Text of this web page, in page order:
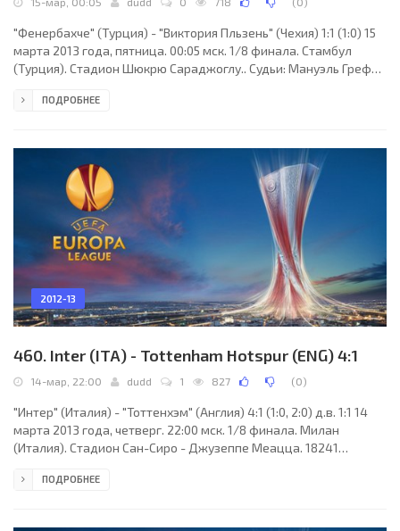
"Фенербахче" (Турция) - "Виктория Пльзень" (Чехия) 1:1 (1:0) 15
марта 2013 года, пятница. 00:05 мск. 1/8 финала. Стамбул
(Турция). Стадион Шюкрю Сараджоглу.. Судьи: Мануэль Грефе
Германия). Резервный: Майк Пикель (Германия). "Фенербахче":
(Эгимен Коркмаз, 90+1), Селчук Шахин, Джанер Эркин, Мусса
Сов (Мехмет Топуз, 82),
ПОДРОБНЕЕ
2012-13
460. Inter (ITA) - Tottenham Hotspur (ENG) 4:1
14-мар, 22:00 dudd 1 827 (0)
"Интер" (Италия) - "Тоттенхэм" (Англия) 4:1 (1:0, 2:0) д.в. 1:1 14
марта 2013 года, четверг. 22:00 мск. 1/8 финала. Милан
(Италия). Стадион Сан-Сиро - Джузеппе Меацца. 18241
Хорватия), Томислав Петрович, Миро Гргич (оба - Хорватия).
ПОДРОБНЕЕ